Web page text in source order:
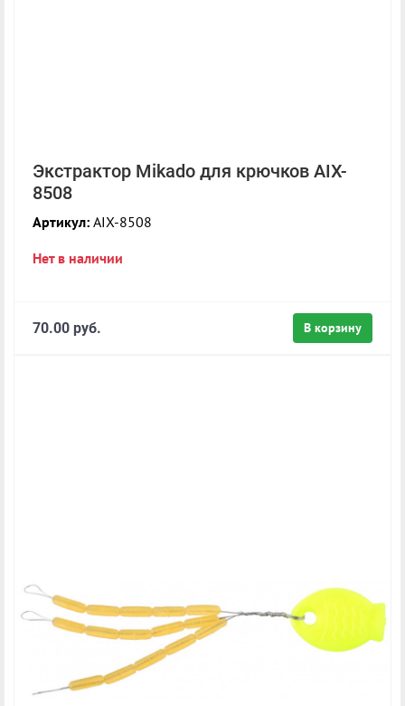
Экстрактор Mikado для крючков AIX-
8508
Артикул: AIX-8508
Нет в наличии
В корзину
70.00 руб.